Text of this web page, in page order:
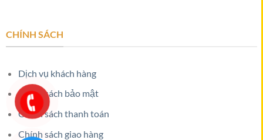
CHÍNH SÁCH
Dịch vụ khách hàng
Chính sách bảo mật
Chính sách thanh toán
Chính sách giao hàng